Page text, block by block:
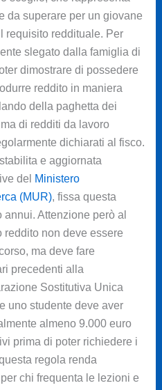
da superare per un giovane
requisito reddituale. Per
slegato dalla famiglia di
dimostrare di possedere
reddito in maniera
della paghetta dei
di redditi da lavoro
dichiarati al fisco.
e aggiornata
del
Ministero
(MUR), fissa questa
Attenzione però al
reddito non deve essere
ma deve fare
precedenti alla
Sostitutiva Unica
uno studente deve aver
almeno 9.000 euro
prima di poter richiedere i
regola renda
chi frequenta le lezioni e